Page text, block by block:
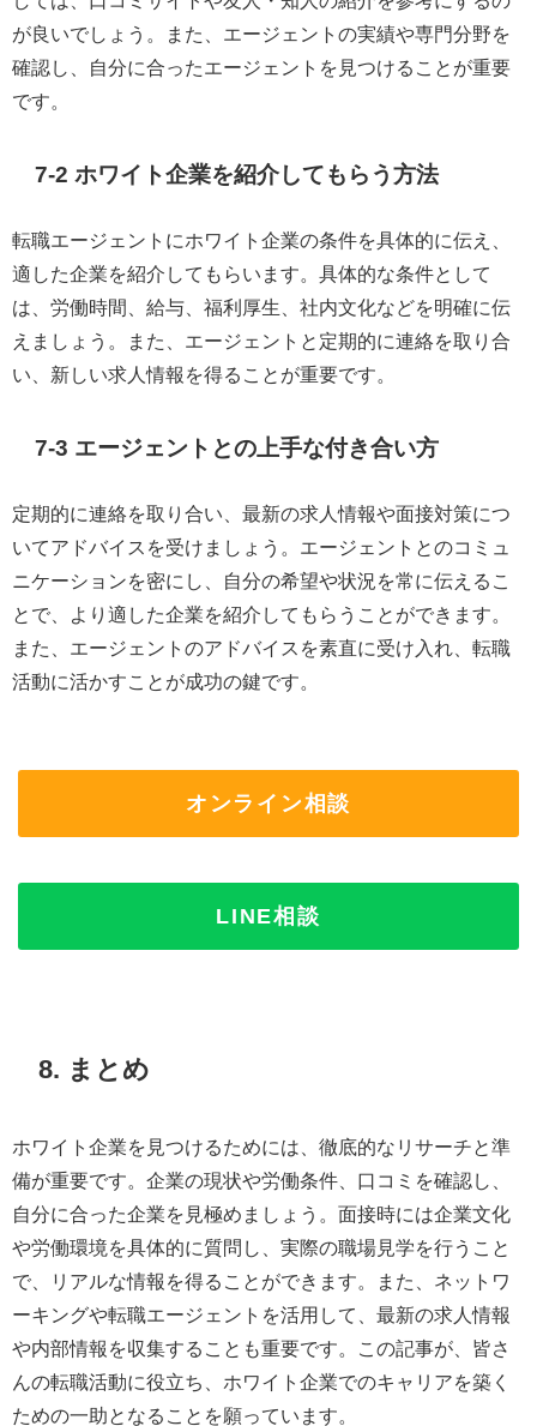
が良いでしょう。また、エージェントの実績や専門分野を
確認し、自分に合ったエージェントを見つけることが重要
です。
7-2 ホワイト企業を紹介してもらう方法
転職エージェントにホワイト企業の条件を具体的に伝え、
適した企業を紹介してもらいます。具体的な条件として
は、労働時間、給与、福利厚生、社内文化などを明確に伝
えましょう。また、エージェントと定期的に連絡を取り合
い、新しい求人情報を得ることが重要です。
7-3 エージェントとの上手な付き合い方
定期的に連絡を取り合い、最新の求人情報や面接対策につ
いてアドバイスを受けましょう。エージェントとのコミュ
ニケーションを密にし、自分の希望や状況を常に伝えるこ
とで、より適した企業を紹介してもらうことができます。
また、エージェントのアドバイスを素直に受け入れ、転職
活動に活かすことが成功の鍵です。
オンライン相談
LINE相談
8. まとめ
ホワイト企業を見つけるためには、徹底的なリサーチと準
備が重要です。企業の現状や労働条件、口コミを確認し、
自分に合った企業を見極めましょう。面接時には企業文化
や労働環境を具体的に質問し、実際の職場見学を行うこと
で、リアルな情報を得ることができます。また、ネットワ
ーキングや転職エージェントを活用して、最新の求人情報
や内部情報を収集することも重要です。この記事が、皆さ
んの転職活動に役立ち、ホワイト企業でのキャリアを築く
ための一助となることを願っています。